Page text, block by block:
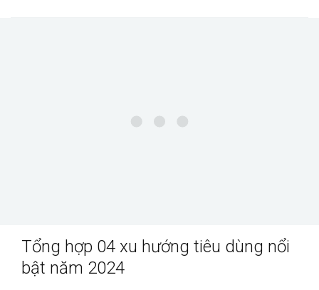
Tổng hợp 04 xu hướng tiêu dùng nổi
bật năm 2024